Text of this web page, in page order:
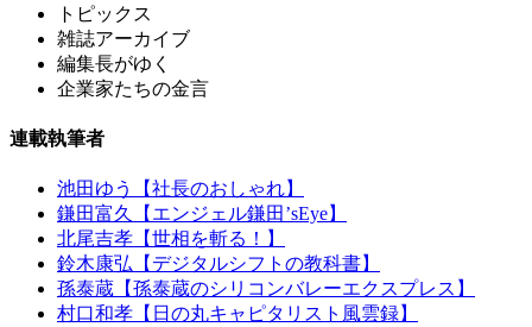
トピックス
雑誌アーカイブ
編集長がゆく
企業家たちの金言
連載執筆者
池田ゆう【社長のおしゃれ】
鎌田富久【エンジェル鎌田’sEye】
北尾吉孝【世相を斬る！】
鈴木康弘【デジタルシフトの教科書】
孫泰蔵【孫泰蔵のシリコンバレーエクスプレス】
村口和孝【日の丸キャピタリスト風雲録】